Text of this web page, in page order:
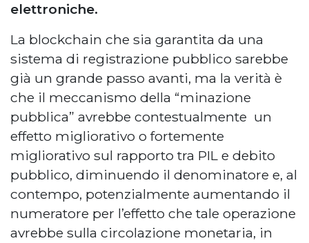
elettroniche.
La blockchain che sia garantita da una
sistema di registrazione pubblico sarebbe
già un grande passo avanti, ma la verità è
che il meccanismo della “minazione
pubblica” avrebbe contestualmente un
effetto migliorativo o fortemente
migliorativo sul rapporto tra PIL e debito
pubblico, diminuendo il denominatore e, al
contempo, potenzialmente aumentando il
numeratore per l’effetto che tale operazione
avrebbe sulla circolazione monetaria, in